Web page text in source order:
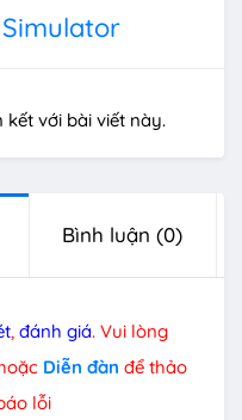
với bài viết này.
Bình luận (0)
, đánh giá. Vui lòng
Diễn đàn để thảo
lỗi